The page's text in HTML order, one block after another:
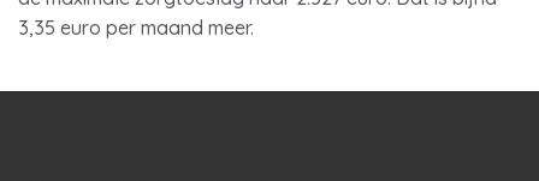
3,35 euro per maand meer.